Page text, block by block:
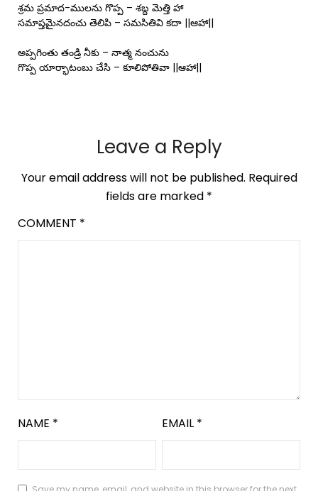
శ్రమ ప్రమాద-ములను గొప్ప – శబ్ద మెత్తి హా
సమాప్తమైనదంచు తెలిపి – సమసితివి కదా ||ఆహా||
అప్పగింతు తండ్రి నీకు – నాత్మ నంచును
గొప్ప యార్భాటంబు చేసి – కూలిపోతివా ||ఆహా||
Leave a Reply
Your email address will not be published. Required
fields are marked *
COMMENT *
NAME * EMAIL *